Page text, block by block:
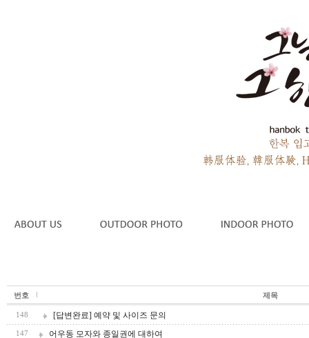
번호 제목
148 [답변완료] 예약 및 사이즈 문의
147 어우동 모자와 종일권에 대하여